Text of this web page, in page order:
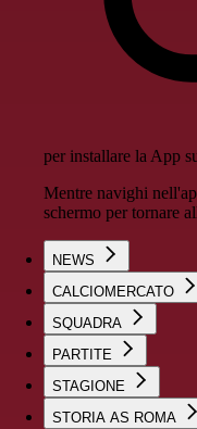
per installare la App
Mentre navighi
schermo per tornare
NEWS
CALCIOMERCATO
SQUADRA
PARTITE
STAGIONE
STORIA AS ROMA